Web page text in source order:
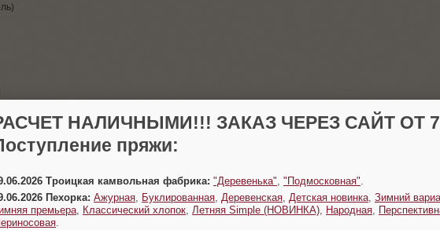
НАЛИЧНЫМИ!!! ЗАКАЗ ЧЕРЕЗ САЙТ ОТ
пряжи:
Троицкая камвольная фабрика: "Деревенька" "Подмосковная"
Пехорка: Ажурная Буклированная Деревенская Детская новинка Зимний
премьера
Классический хлопок Летняя Simple (НОВИНКА) Народная